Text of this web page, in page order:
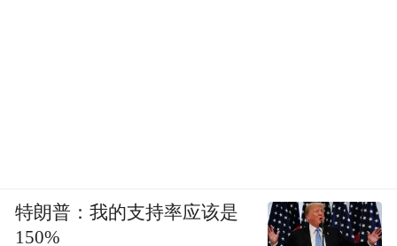
特朗普：我的支持率应该是
150%